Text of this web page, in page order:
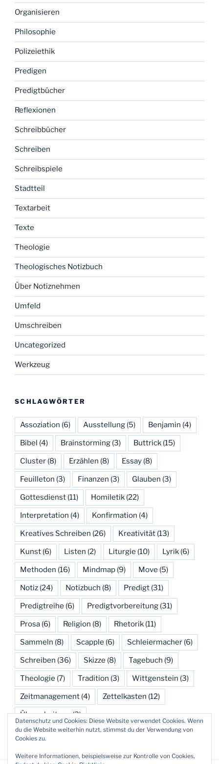
Organisieren
Philosophie
Polizeiethik
Predigen
Predigtbücher
Reflexionen
Schreibbücher
Schreiben
Schreibspiele
Stadtteil
Textarbeit
Texte
Theologie
Theologisches Notizbuch
Über Notiznehmen
Umfeld
Umschreiben
Uncategorized
Werkzeug
SCHLAGWÖRTER
Assoziation (6) Ausstellung (5) Benjamin (4)
Bibel (4) Brainstorming (3) Buttrick (15)
Cluster (8) Erzählen (8) Essay (8)
Feuilleton (3) Finanzen (3) Glauben (3)
Gottesdienst (11) Homiletik (22)
Interpretation (4) Konfirmation (4)
Kreatives Schreiben (26) Kreativität (13)
Kunst (6) Listen (2) Liturgie (10) Lyrik (6)
Methoden (16) Mindmap (9) Move (5)
Notiz (24) Notizbuch (8) Predigt (31)
Predigtreihe (6) Predigtvorbereitung (31)
Prosa (6) Religion (8) Rhetorik (11)
Sammeln (8) Scapple (6) Schleiermacher (6)
Schreiben (36) Skizze (8) Tagebuch (9)
Theologie (7) Tradition (3) Wittgenstein (3)
Zeitmanagement (4) Zettelkasten (12)
Überarbeitung(3)
Datenschutz und Cookies: Diese Website verwendet Cookies. Wenn
du die Website weiterhin nutzt, stimmst du der Verwendung von
Cookies zu.
Weitere Informationen, beispielsweise zur Kontrolle von Cookies,